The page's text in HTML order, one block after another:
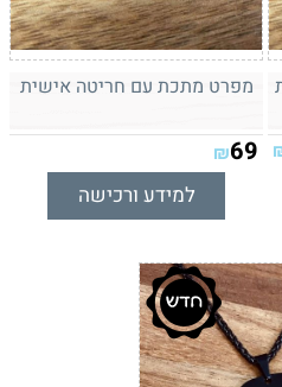
מפרט מתכת עם חריטה אישית
₪69
למידע ורכישה